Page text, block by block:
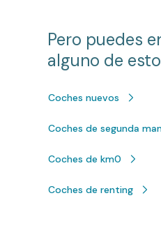
Pero puedes
alguno de
Coches nuevos
Coches de segunda
Coches de km0
Coches de renting